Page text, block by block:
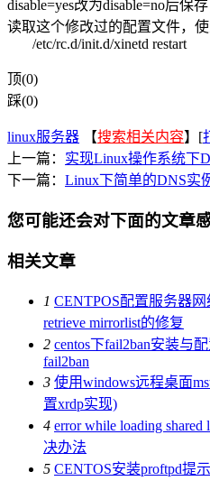
disable=yes改为disable=no后保
读取这个修改过的配置文件，使
/etc/rc.d/init.d/xinetd restart
顶(0)
踩(0)
linux服务器 【搜索相关内容】[
上一篇： 实现Linux操作系统下
下一篇： Linux下简单的DNS实
您可能还会对下面的文章感
相关文章
1 CENTPOS配置服务器
retrieve mirrorlist的修复
2 centos下fail2ban安装与
fail2ban
3 使用windows远程桌面
置xrdp实现)
4 error while loading shared
决办法
5 CENTOS安装proftpd提